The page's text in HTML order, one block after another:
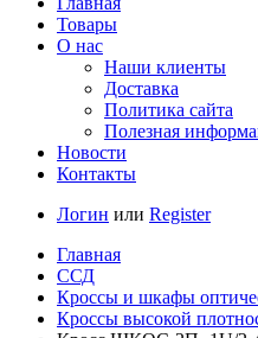
Товары
О нас
Наши клиенты
Доставка
Политика сайта
Полезная
Новости
Контакты
Логин или Register
Главная
ССД
Кроссы и шкафы
Кроссы высокой